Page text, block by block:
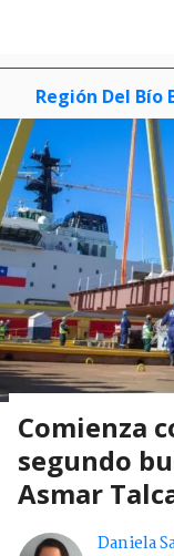
Región Del Bío
Comienza
segundo
Asmar
Daniela